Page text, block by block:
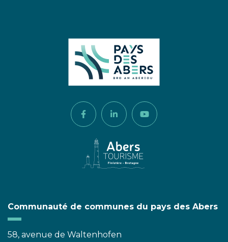
Lien vers le compte Facebook
Lien vers le compte
Lien vers la chaîne
Communauté de communes du pays des Abers
58, avenue de Waltenhofen